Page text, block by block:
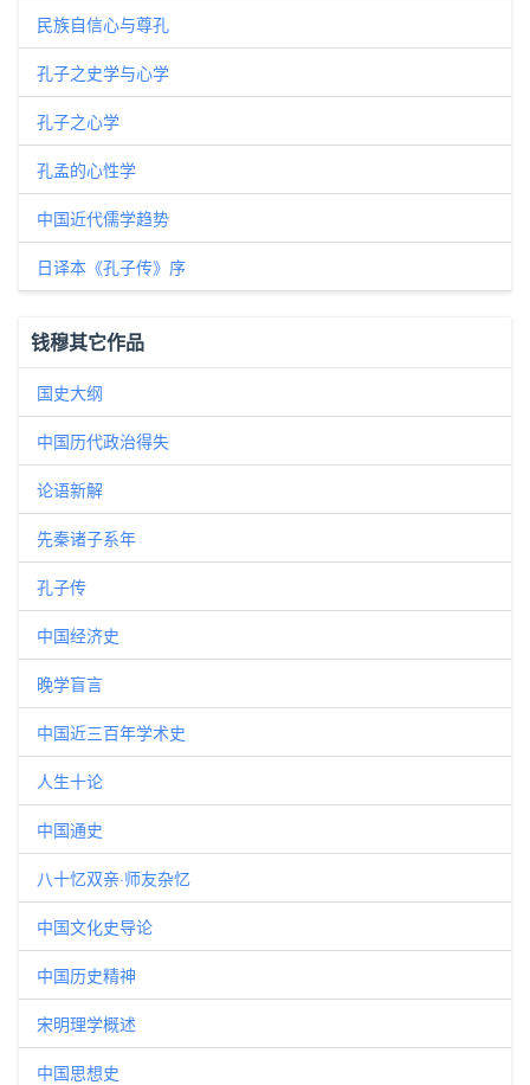
民族自信心与尊孔
孔子之史学与心学
孔子之心学
孔孟的心性学
中国近代儒学趋势
日译本《孔子传》序
钱穆其它作品
国史大纲
中国历代政治得失
论语新解
先秦诸子系年
孔子传
中国经济史
晚学盲言
中国近三百年学术史
人生十论
中国通史
八十忆双亲·师友杂忆
中国文化史导论
中国历史精神
宋明理学概述
中国思想史